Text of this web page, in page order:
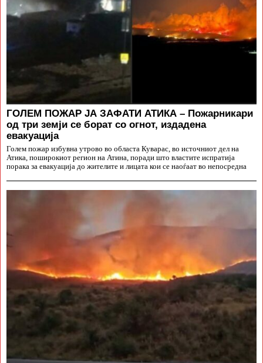
ГОЛЕМ ПОЖАР ЈА ЗАФАТИ АТИКА – Пожарникари
од три земји се борат со огнот, издадена
евакуација
Голем пожар избувна утрово во областа Куварас, во источниот дел на
Атика, поширокиот регион на Атина, поради што властите испратија
порака за евакуација до жителите и лицата кои се наоѓаат во непосредна